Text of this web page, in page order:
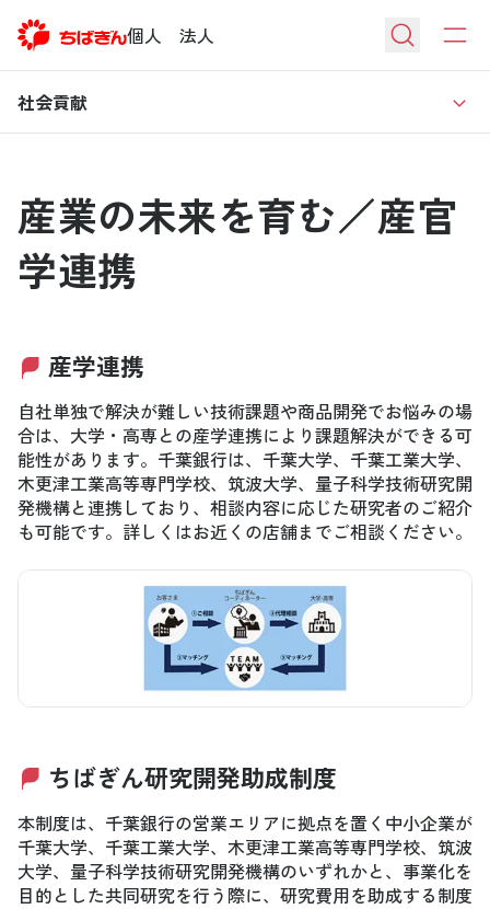
個人 法人
社会貢献
産業の未来を育む／産官
学連携
産学連携
自社単独で解決が難しい技術課題や商品開発でお悩みの場
合は、大学・高専との産学連携により課題解決ができる可
能性があります。千葉銀行は、千葉大学、千葉工業大学、
木更津工業高等専門学校、筑波大学、量子科学技術研究開
発機構と連携しており、相談内容に応じた研究者のご紹介
も可能です。詳しくはお近くの店舗までご相談ください。
ちばぎん研究開発助成制度
本制度は、千葉銀行の営業エリアに拠点を置く中小企業が
千葉大学、千葉工業大学、木更津工業高等専門学校、筑波
大学、量子科学技術研究開発機構のいずれかと、事業化を
目的とした共同研究を行う際に、研究費用を助成する制度